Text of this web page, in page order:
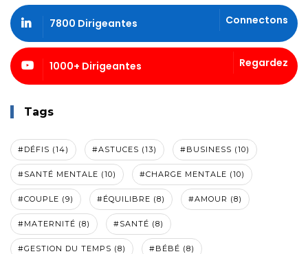
7800 Dirigeantes Connectons
1000+ Dirigeantes Regardez
Tags
#DÉFIS (14) #ASTUCES (13) #BUSINESS (10)
#SANTÉ MENTALE (10) #CHARGE MENTALE (10)
#COUPLE (9) #ÉQUILIBRE (8) #AMOUR (8)
#MATERNITÉ (8) #SANTÉ (8)
#GESTION DU TEMPS (8) #BÉBÉ (8)